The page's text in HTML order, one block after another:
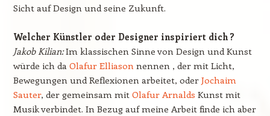
Sicht auf Design und seine Zukunft.
Welcher Künstler oder Designer inspiriert dich ?
Jakob Kilian:Im klassischen Sinne von Design und Kunst
würde ich da Olafur Elliason nennen , der mit Licht,
Bewegungen und Reflexionen arbeitet, oder Jochaim
Sauter, der gemeinsam mit Olafur Arnalds Kunst mit
Musik verbindet. In Bezug auf meine Arbeit finde ich aber